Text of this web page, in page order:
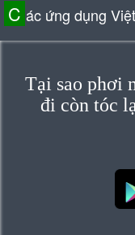
C ác ứng dụng
Tại sao phơi
đi còn tóc